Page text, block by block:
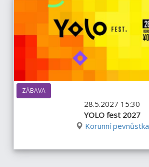
ZÁBAVA
28.5.2027 15:30
YOLO fest 2027
Korunní pevnůstka